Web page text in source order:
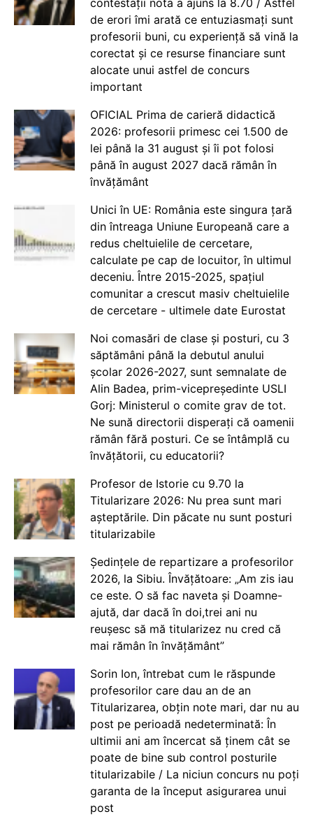
contestații nota a ajuns la 8.70 / Astfel
de erori îmi arată ce entuziasmați sunt
profesorii buni, cu experiență să vină la
corectat și ce resurse financiare sunt
alocate unui astfel de concurs
important
OFICIAL Prima de carieră didactică
2026: profesorii primesc cei 1.500 de
lei până la 31 august și îi pot folosi
până în august 2027 dacă rămân în
învățământ
Unici în UE: România este singura țară
din întreaga Uniune Europeană care a
redus cheltuielile de cercetare,
calculate pe cap de locuitor, în ultimul
deceniu. Între 2015-2025, spațiul
comunitar a crescut masiv cheltuielile
de cercetare - ultimele date Eurostat
Noi comasări de clase și posturi, cu 3
săptămâni până la debutul anului
școlar 2026-2027, sunt semnalate de
Alin Badea, prim-vicepreședinte USLI
Gorj: Ministerul o comite grav de tot.
Ne sună directorii disperați că oamenii
rămân fără posturi. Ce se întâmplă cu
învățătorii, cu educatorii?
Profesor de Istorie cu 9.70 la
Titularizare 2026: Nu prea sunt mari
așteptările. Din păcate nu sunt posturi
titularizabile
Ședințele de repartizare a profesorilor
2026, la Sibiu. Învățătoare: „Am zis iau
ce este. O să fac naveta și Doamne-
ajută, dar dacă în doi,trei ani nu
reușesc să mă titularizez nu cred că
mai rămân în învățământ”
Sorin Ion, întrebat cum le răspunde
profesorilor care dau an de an
Titularizarea, obțin note mari, dar nu au
post pe perioadă nedeterminată: În
ultimii ani am încercat să ținem cât se
poate de bine sub control posturile
titularizabile / La niciun concurs nu poți
garanta de la început asigurarea unui
post